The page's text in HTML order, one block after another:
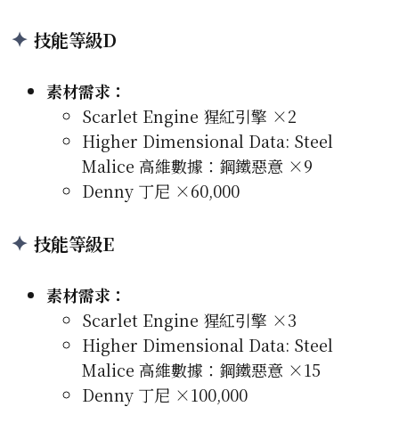
技能等級D
素材需求：
Scarlet Engine 猩紅引擎 ×2
Higher Dimensional Data: Steel
Malice 高維數據：鋼鐵惡意 ×9
Denny 丁尼 ×60,000
技能等級E
素材需求：
Scarlet Engine 猩紅引擎 ×3
Higher Dimensional Data: Steel
Malice 高維數據：鋼鐵惡意 ×15
Denny 丁尼 ×100,000